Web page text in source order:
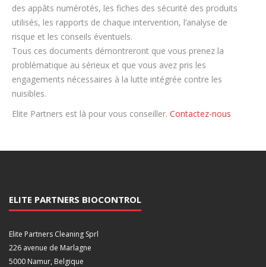
des appâts numérotés, les fiches des sécurité des produits
utilisés, les rapports de chaque intervention, l’analyse de
risque et les conseils éventuels.
Tous ces documents démontreront que vous prenez la
problématique au sérieux et que vous avez pris les
engagements nécessaires à la lutte intégrée contre les
nuisibles.
Elite Partners est là pour vous conseiller. Contactez-nous
ELITE PARTNERS BIOCONTROL
Elite Partners Cleaning Sprl
226 avenue de Marlagne
5000 Namur, Belgique